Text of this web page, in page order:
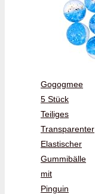
Gogogmee
5 Stück
Teiliges
Transparenter
Elastischer
Gummibälle
mit
Pinguin